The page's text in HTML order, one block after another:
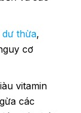
thừa,
cơ
vitamin
các